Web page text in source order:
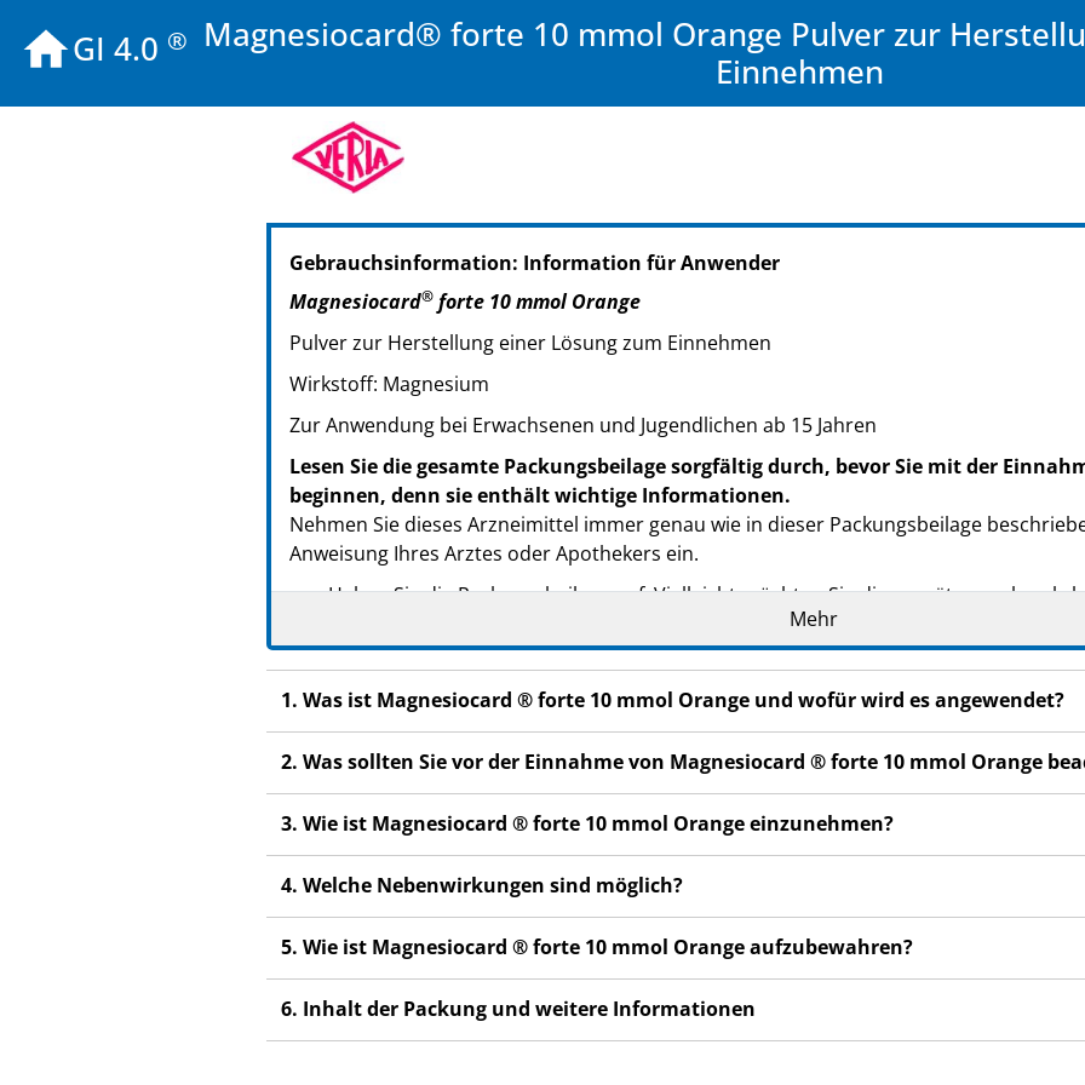
GI 4.0 ® Magnesiocard® forte 10 mmol Orange Pulver zur
Einnehmen
PZN: 02470336
PPN: 110247033633
PZN: 02470342
PPN: 110247034296
PZN: 02470359
PPN: 110247035986
Gebrauchsinformation: Information für Anwender
Magnesiocard® forte 10 mmol Orange
Pulver zur Herstellung einer Lösung zum Einnehmen
Wirkstoff: Magnesium
Zur Anwendung bei Erwachsenen und Jugendlichen ab 15 Jahren
Lesen Sie die gesamte Packungsbeilage sorgfältig durch, bevor Sie mit der
beginnen, denn sie enthält wichtige Informationen.
Nehmen Sie dieses Arzneimittel immer genau wie in dieser Packungsbeilage
Anweisung Ihres Arztes oder Apothekers ein.
Heben Sie die Packungsbeilage auf. Vielleicht möchten Sie diese später nochmals
Fragen Sie Ihren Arzt oder Apotheker, wenn Sie weitere Informationen oder einen
Wenn Sie Nebenwirkungen bemerken, wenden Sie sich an Ihren Arzt oder
Nebenwirkungen, die nicht in dieser Packungsbeilage angegeben sind. Siehe
Wenn Sie sich nach 4-6 Wochen nicht besser oder gar schlechter fühlen, wenden
Mehr
1. Was ist Magnesiocard ® forte 10 mmol Orange und wofür wird es angewendet?
2. Was sollten Sie vor der Einnahme von Magnesiocard ® forte 10 mmol Orange
3. Wie ist Magnesiocard ® forte 10 mmol Orange einzunehmen?
4. Welche Nebenwirkungen sind möglich?
5. Wie ist Magnesiocard ® forte 10 mmol Orange aufzubewahren?
6. Inhalt der Packung und weitere Informationen